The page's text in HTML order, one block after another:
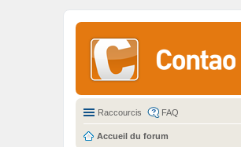
Raccourcis FAQ
Accueil du forum